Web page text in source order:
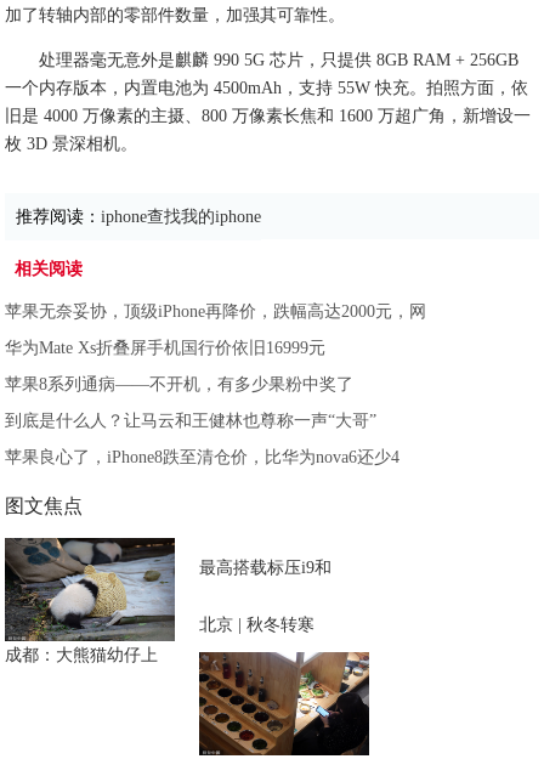
加了转轴内部的零部件数量，加强其可靠性。
处理器毫无意外是麒麟 990 5G 芯片，只提供 8GB RAM + 256GB
一个内存版本，内置电池为 4500mAh，支持 55W 快充。拍照方面，依
旧是 4000 万像素的主摄、800 万像素长焦和 1600 万超广角，新增设一
枚 3D 景深相机。
推荐阅读：iphone查找我的iphone
相关阅读
苹果无奈妥协，顶级iPhone再降价，跌幅高达2000元，网
华为Mate Xs折叠屏手机国行价依旧16999元
苹果8系列通病——不开机，有多少果粉中奖了
到底是什么人？让马云和王健林也尊称一声“大哥”
苹果良心了，iPhone8跌至清仓价，比华为nova6还少4
图文焦点
成都：大熊猫幼仔上
最高搭载标压i9和
北京 | 秋冬转寒